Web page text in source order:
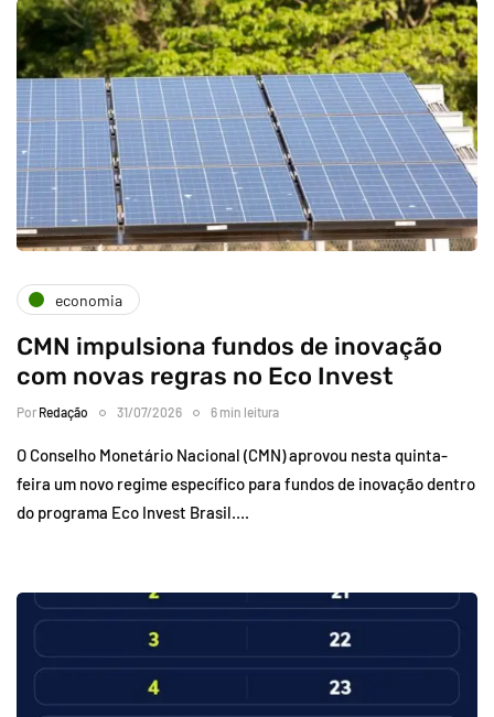
economia
CMN impulsiona fundos de inovação
com novas regras no Eco Invest
Por Redação 31/07/2026 6 min leitura
O Conselho Monetário Nacional (CMN) aprovou nesta quinta-
feira um novo regime específico para fundos de inovação dentro
do programa Eco Invest Brasil….